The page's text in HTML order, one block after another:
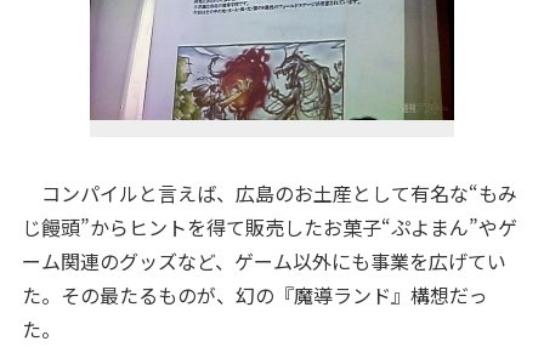
コンパイルと言えば、広島のお土産として有名な“もみ
じ饅頭”からヒントを得て販売したお菓子“ぷよまん”やゲ
ーム関連のグッズなど、ゲーム以外にも事業を広げてい
た。その最たるものが、幻の『魔導ランド』構想だっ
た。